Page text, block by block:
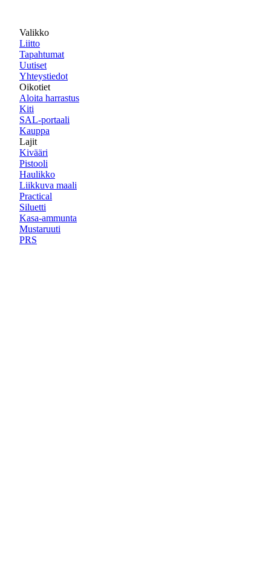
Valikko
Liitto
Tapahtumat
Uutiset
Yhteystiedot
Oikotiet
Aloita harrastus
Kiti
SAL-portaali
Kauppa
Lajit
Kivääri
Pistooli
Haulikko
Liikkuva maali
Practical
Siluetti
Kasa-ammunta
Mustaruuti
PRS